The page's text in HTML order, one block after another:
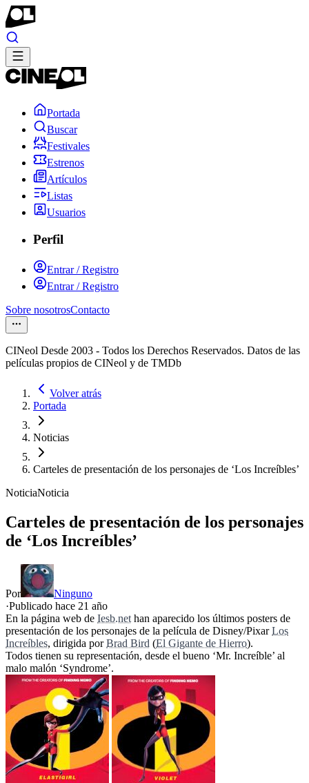
Portada
Buscar
Festivales
Estrenos
Artículos
Listas
Usuarios
Perfil
Entrar / Registro
Entrar / Registro
Sobre nosotrosContacto
CINeol Desde 2003 - Todos los Derechos Reservados. Datos de las
películas propios de CINeol y de TMDb
Volver atrás
Portada
Noticias
Carteles de presentación de los personajes de ‘Los Increíbles’
NoticiaNoticia
Carteles de presentación de los personajes
de ‘Los Increíbles’
Por
Ninguno
·Publicado hace 21 año
En la página web de Iesb.net han aparecido los últimos posters de
presentación de los personajes de la película de Disney/PixarLos
Increíbles, dirigida porBrad Bird (El Gigante de Hierro).
Todos tienen su representación, desde el bueno ‘Mr. Increíble’ al
malo malón ‘Syndrome’.